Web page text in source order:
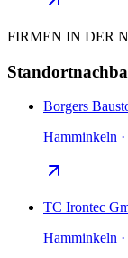
FIRMEN IN DER
Borgers
Hamminkeln
TC Irontec
Hamminkeln